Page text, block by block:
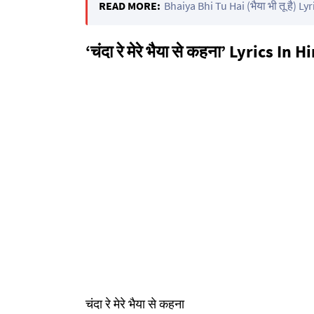
READ MORE: Bhaiya Bhi Tu Hai (भैया भी तू है)
‘चंदा रे मेरे भैया से कहना’ Lyrics In
चंदा रे मेरे भैया से कहना